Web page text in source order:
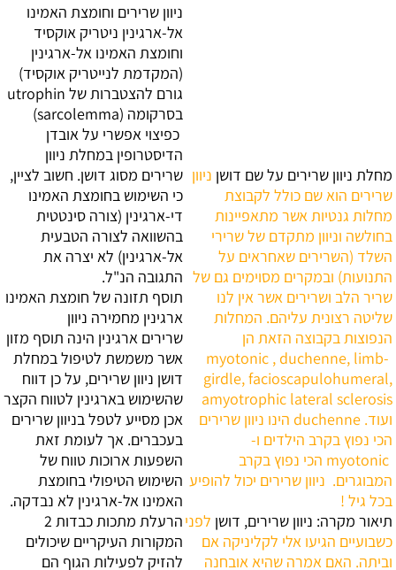
מחלת ניוון שרירים על שם דושן ניוון
שרירים הוא שם כולל לקבוצת
מחלות גנטיות אשר מתאפיינות
בחולשה וניוון מתקדם של שרירי
השלד (השרירים שאחראים על
התנועות) ובמקרים מסוימים גם של
שריר הלב ושרירים אשר אין לנו
שליטה רצונית עליהם. המחלות
הנפוצות בקבוצה הזאת הן
myotonic , duchenne, limb-
girdle, facioscapulohumeral,
amyotrophic lateral sclerosis
ועוד. duchenne הינו ניוון שרירים
הכי נפוץ בקרב הילדים ו-
myotonic הכי נפוץ בקרב
המבוגרים. ניוון שרירים יכול להופיע
בכל גיל !
תיאור מקרה: ניוון שרירים, דושן לפני
כשבועיים הגיעו אלי לקליניקה אם
וביתה. האם אמרה שהיא אובחנה
ניוון שרירים וחומצת האמינו
אל-ארגינין ניטריק אוקסיד
וחומצת האמינו אל-ארגינין
(המקדמת לנייטריק אוקסיד)
גורם להצטברות של utrophin
בסרקומה (sarcolemma)
כפיצוי אפשרי על אובדן
הדיסטרופין במחלת ניוון
שרירים מסוג דושן. חשוב לציין,
כי השימוש בחומצת האמינו
די-ארגינין (צורה סינטטית
בהשוואה לצורה הטבעית
אל-ארגינין) לא יצרה את
התגובה הנ"ל.
תוסף תזונה של חומצת האמינו
ארגינין מחמירה ניוון
שרירים ארגינין הינה תוסף מזון
אשר משמשת לטיפול במחלת
דושן ניוון שרירים, על כן דווח
שהשימוש בארגינין לטווח הקצר
אכן מסייע לטפל בניוון שרירים
בעכברים. אך לעומת זאת
השפעות ארוכות טווח של
השימוש הטיפולי בחומצת
האמינו אל-ארגינין לא נבדקה.
הרעלת מתכות כבדות 2
המקורות העיקריים שיכולים
להזיק לפעילות הגוף הם